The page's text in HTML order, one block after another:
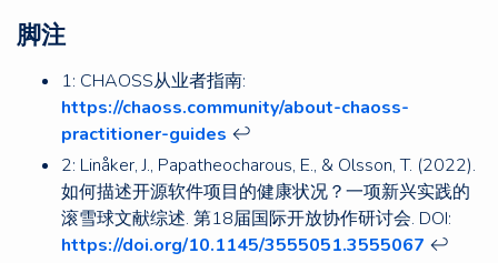
脚注
1: CHAOSS从业者指南:
https://chaoss.community/about-chaoss-
practitioner-guides ↩
2: Linåker, J., Papatheocharous, E., & Olsson, T. (2022).
如何描述开源软件项目的健康状况？一项新兴实践的
滚雪球文献综述. 第18届国际开放协作研讨会. DOI:
https://doi.org/10.1145/3555051.3555067 ↩